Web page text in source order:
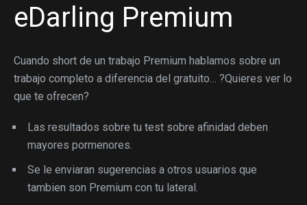
eDarling Premium
Cuando short de un trabajo Premium hablamos sobre un
trabajo completo a diferencia del gratuito… ?Quieres ver lo
que te ofrecen?
Las resultados sobre tu test sobre afinidad deben
mayores pormenores.
Se le enviaran sugerencias a otros usuarios que
tambien son Premium con tu lateral.